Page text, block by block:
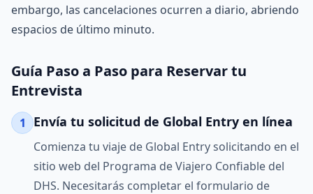
embargo, las cancelaciones ocurren a diario, abriendo
espacios de último minuto.
Guía Paso a Paso para Reservar tu
Entrevista
1 Envía tu solicitud de Global Entry en línea
Comienza tu viaje de Global Entry solicitando en el
sitio web del Programa de Viajero Confiable del
DHS. Necesitarás completar el formulario de